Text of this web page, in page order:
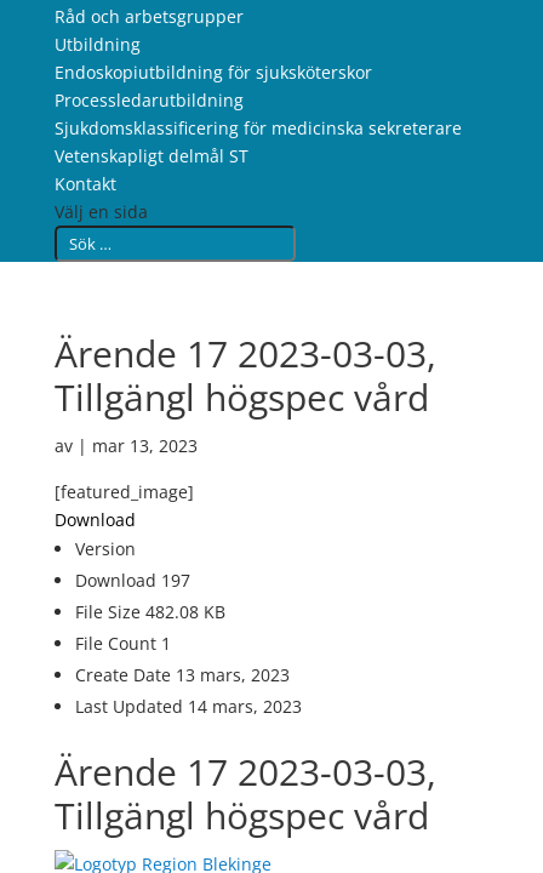
Råd och arbetsgrupper
Utbildning
Endoskopiutbildning för sjuksköterskor
Processledarutbildning
Sjukdomsklassificering för medicinska sekreterare
Vetenskapligt delmål ST
Kontakt
Välj en sida
Ärende 17 2023-03-03,
Tillgängl högspec vård
av | mar 13, 2023
[featured_image]
Download
Version
Download 197
File Size 482.08 KB
File Count 1
Create Date 13 mars, 2023
Last Updated 14 mars, 2023
Ärende 17 2023-03-03,
Tillgängl högspec vård